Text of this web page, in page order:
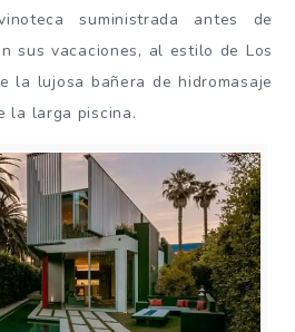
suministrada antes de
sus vacaciones, al estilo de Los
la lujosa bañera de hidromasaje
la larga piscina.